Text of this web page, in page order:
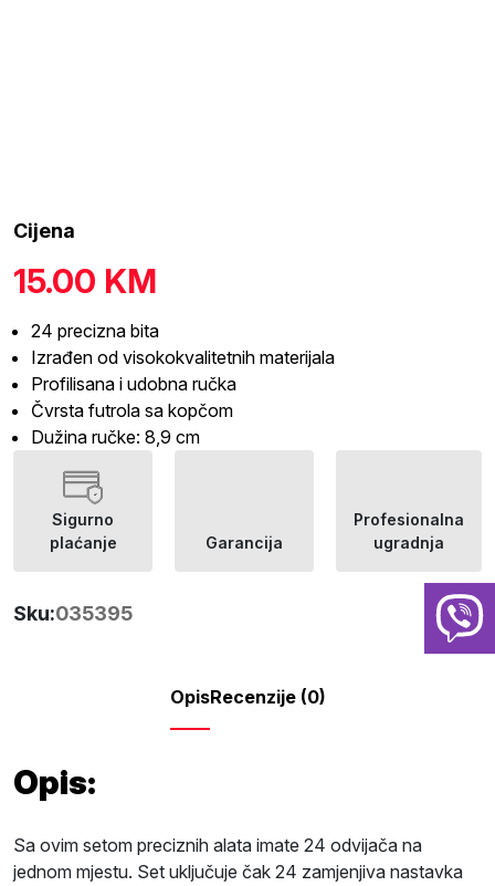
Cijena
15.00 KM
24 precizna bita
Izrađen od visokokvalitetnih materijala
Profilisana i udobna ručka
Čvrsta futrola sa kopčom
Dužina ručke: 8,9 cm
Sigurno
plaćanje
Garancija
Profesionalna
ugradnja
Sku:035395
OpisRecenzije (0)
Opis:
Sa ovim setom preciznih alata imate 24 odvijača na
jednom mjestu. Set uključuje čak 24 zamjenjiva nastavka